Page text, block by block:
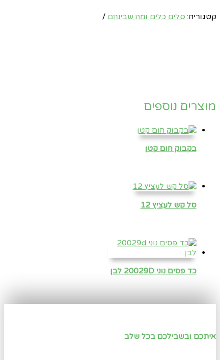
קטגוריה: סלים כלים ומה שבינהם
מוצרים נוספים
בקבוק חום קטן
סל קש לעציץ 12
כד פסים נוני 20029D לבן
איתכם ובשבילכם בכל שלב